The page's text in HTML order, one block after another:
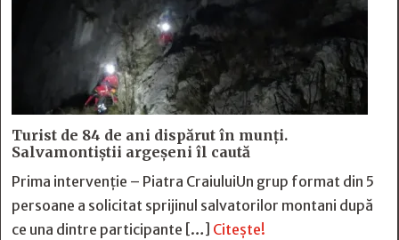
Turist de 84 de ani dispărut în munți.
Salvamontiștii argeșeni îl caută
Prima intervenție – Piatra CraiuluiUn grup format din 5
persoane a solicitat sprijinul salvatorilor montani după
ce una dintre participante […] Citește!